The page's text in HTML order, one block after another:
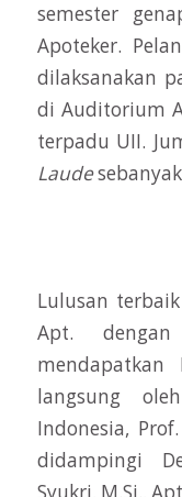
semester
Apoteker.
dilaksanakan
di Auditorium
terpadu UII.
Laude
Lulusan
Apt.
mendapatkan
langsung
Indonesia,
didampingi